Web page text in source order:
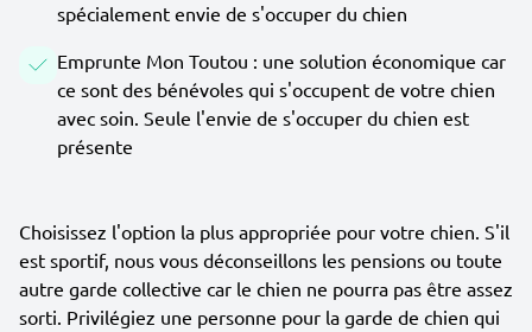
spécialement envie de s'occuper du chien
Emprunte Mon Toutou : une solution économique car
ce sont des bénévoles qui s'occupent de votre chien
avec soin. Seule l'envie de s'occuper du chien est
présente
Choisissez l'option la plus appropriée pour votre chien. S'il
est sportif, nous vous déconseillons les pensions ou toute
autre garde collective car le chien ne pourra pas être assez
sorti. Privilégiez une personne pour la garde de chien qui